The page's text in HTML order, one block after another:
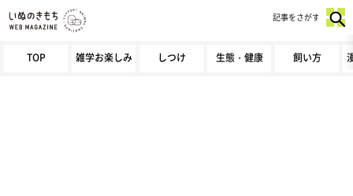
TOP 雑学お楽しみ しつけ 生態・健康 飼い方
記事をさがす